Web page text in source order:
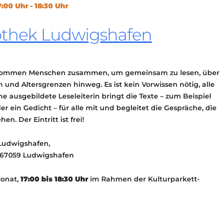
TRANSPARENZ
BEANTRAGEN
Uhr - 18:30 Uhr
Ludwigshafen
Menschen zusammen, um gemeinsam zu lesen, über
und Altersgrenzen hinweg. Es ist kein Vorwissen nötig, alle
ausgebildete Leseleiterin bringt die Texte – zum Beispiel
ein Gedicht – für alle mit und begleitet die Gespräche, die
Der Eintritt ist frei!
Ludwigshafen
17:00 bis 18:30 Uhrim Rahmen der Kulturparkett-